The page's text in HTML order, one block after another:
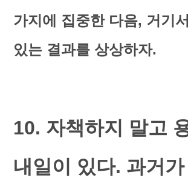
가지에 집중한 다음, 거기
있는 결과를 상상하자.
10. 자책하지 말고
내일이 있다. 과거